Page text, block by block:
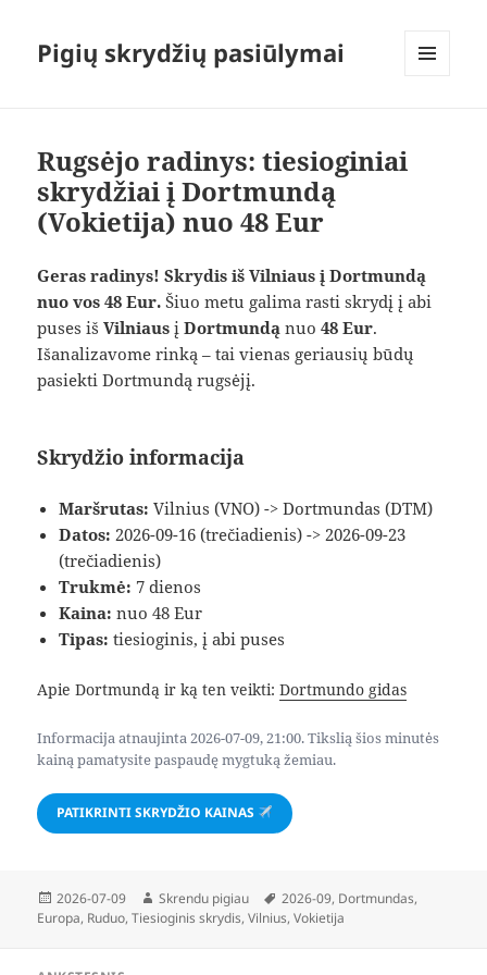
Pigių skrydžių pasiūlymai
Rugsėjo radinys: tiesioginiai
skrydžiai į Dortmundą
(Vokietija) nuo 48 Eur
Geras radinys! Skrydis iš Vilniaus į Dortmundą
nuo vos 48 Eur. Šiuo metu galima rasti skrydį į abi
puses išVilniaus įDortmundą nuo48 Eur.
Išanalizavome rinką – tai vienas geriausių būdų
pasiekti Dortmundą rugsėjį.
Skrydžio informacija
Maršrutas: Vilnius (VNO) -> Dortmundas (DTM)
Datos: 2026-09-16 (trečiadienis) -> 2026-09-23
(trečiadienis)
Trukmė: 7 dienos
Kaina: nuo 48 Eur
Tipas: tiesioginis, į abi puses
Apie Dortmundą ir ką ten veikti:Dortmundo gidas
Informacija atnaujinta 2026-07-09, 21:00. Tikslią šios minutės
kainą pamatysite paspaudę mygtuką žemiau.
PATIKRINTI SKRYDŽIO KAINAS
Paskelbta
2026-07-09 Autorius
Skrendu pigiau Žymos
2026-09, Dortmundas,
Europa, Ruduo,Tiesioginis skrydis,Vilnius,Vokietija